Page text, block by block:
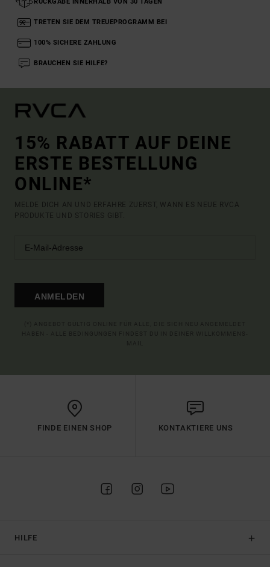
TRETEN SIE DEM TREUEPROGRAMM BEI
100% SICHERE ZAHLUNG
BRAUCHEN SIE HILFE?
15% RABATT AUF DEINE
ERSTE BESTELLUNG
ONLINE*
MELDE DICH AN UND ERFAHRE ZUERST, WANN ES NEUE RVCA
PRODUKTE UND STORIES GIBT.
ANMELDEN
FINDE EINEN SHOP KONTAKTIERE UNS
HILFE